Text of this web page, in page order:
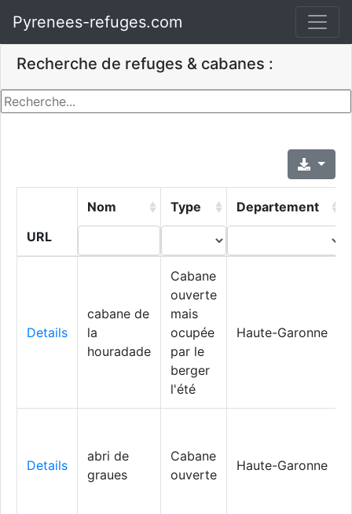
Pyrenees-refuges.com
Recherche de refuges & cabanes :
URL
Nom Type Departement
Details
cabane de
la
houradade
Cabane
ouverte
mais
ocupée
par le
berger
l'été
Haute-Garonne
Details
abri de
graues
Cabane
ouverte
Haute-Garonne